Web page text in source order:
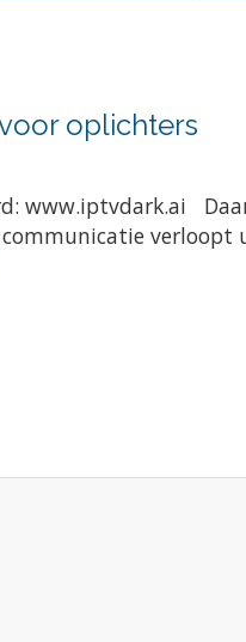
oplichters
www.iptvdark.ai
verloopt